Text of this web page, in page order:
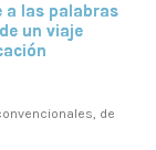
a las palabras
un viaje
de